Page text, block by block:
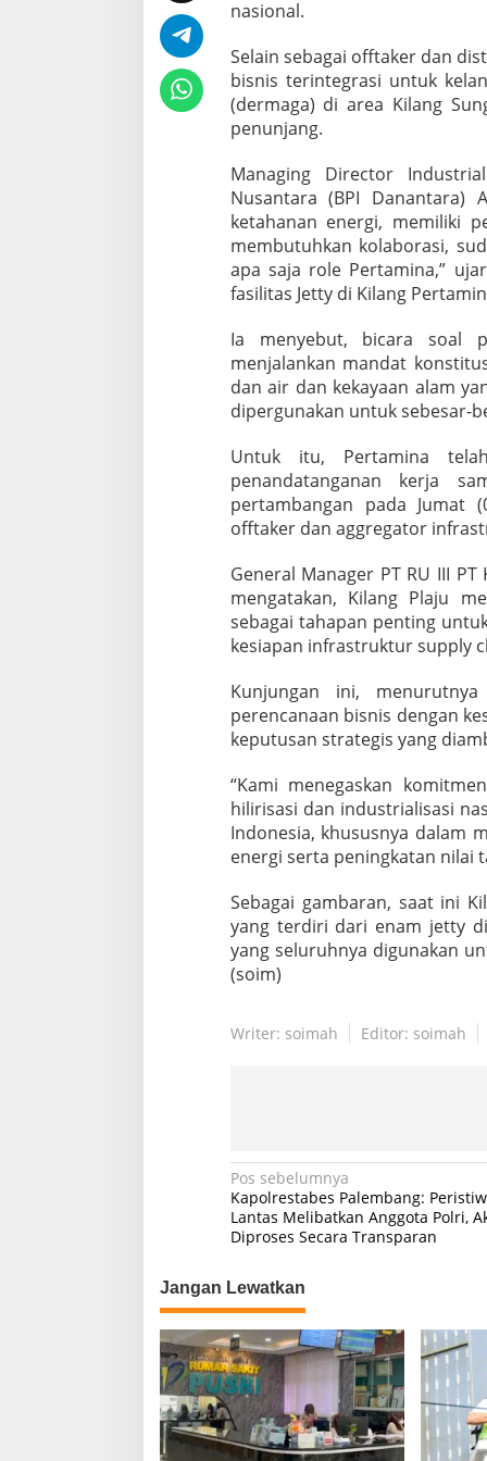
u
k
t
P
r
o
y
e
k
D
M
nasional.
Selain sebagai offtaker dan
bisnis terintegrasi untuk
(dermaga) di area Kilang
penunjang.
Managing Director
Nusantara (BPI Danantara)
ketahanan energi, memiliki
membutuhkan kolaborasi,
apa saja role Pertamina,”
fasilitas Jetty di Kilang
Ia menyebut, bicara soal
menjalankan mandat
dan air dan kekayaan alam
dipergunakan untuk sebesar-
Untuk itu, Pertamina
penandatanganan kerja
pertambangan pada Jumat
offtaker dan aggregator
General Manager PT RU III
mengatakan, Kilang Plaju
sebagai tahapan penting
kesiapan infrastruktur supply
Kunjungan ini,
perencanaan bisnis dengan
keputusan strategis yang
“Kami menegaskan
hilirisasi dan industrialisasi
Indonesia, khususnya dalam
energi serta peningkatan nilai
Sebagai gambaran, saat ini
yang terdiri dari enam jetty
yang seluruhnya digunakan
(soim)
Writer: soimah Editor: soimah
N
a
v
i
g
a
s
i
p
Pos sebelumnya
Kapolrestabes Palembang:
Lantas Melibatkan Anggota Polri,
Diproses Secara Transparan
Jangan Lewatkan